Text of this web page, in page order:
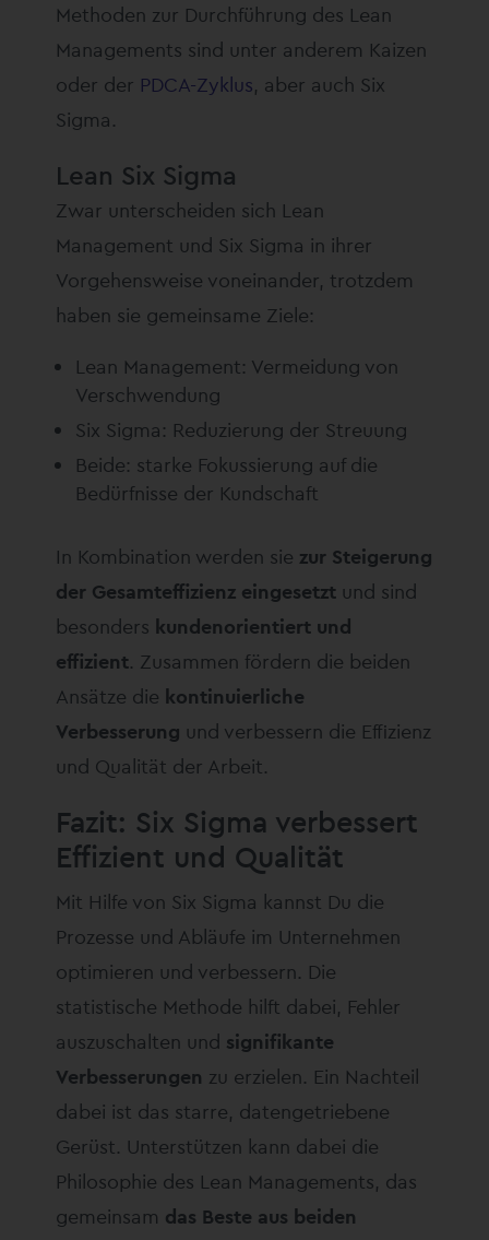
Methoden zur Durchführung des Lean
Managements sind unter anderem Kaizen
oder der PDCA-Zyklus, aber auch Six
Sigma.
Lean Six Sigma
Zwar unterscheiden sich Lean
Management und Six Sigma in ihrer
Vorgehensweise voneinander, trotzdem
haben sie gemeinsame Ziele:
Lean Management: Vermeidung von
Verschwendung
Six Sigma: Reduzierung der Streuung
Beide: starke Fokussierung auf die
Bedürfnisse der Kundschaft
In Kombination werden sie zur Steigerung
der Gesamteffizienz eingesetzt und sind
besonders kundenorientiert und
effizient. Zusammen fördern die beiden
Ansätze die kontinuierliche
Verbesserung und verbessern die Effizienz
und Qualität der Arbeit.
Fazit: Six Sigma verbessert
Effizient und Qualität
Mit Hilfe von Six Sigma kannst Du die
Prozesse und Abläufe im Unternehmen
optimieren und verbessern. Die
statistische Methode hilft dabei, Fehler
auszuschalten und signifikante
Verbesserungen zu erzielen. Ein Nachteil
dabei ist das starre, datengetriebene
Gerüst. Unterstützen kann dabei die
Philosophie des Lean Managements, das
gemeinsam das Beste aus beiden